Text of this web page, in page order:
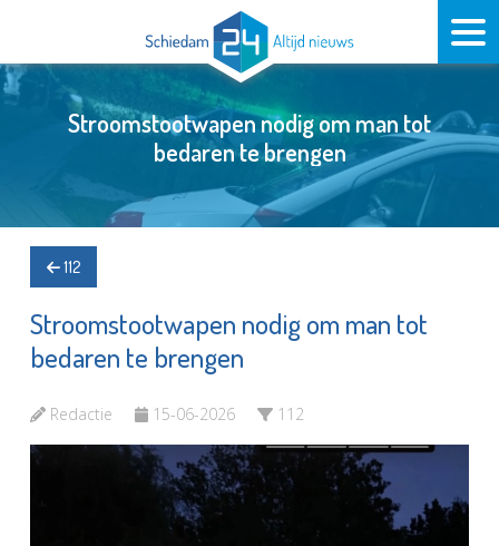
Stroomstootwapen nodig om man tot
bedaren te brengen
112
Stroomstootwapen nodig om man tot
bedaren te brengen
Redactie 15-06-2026 112